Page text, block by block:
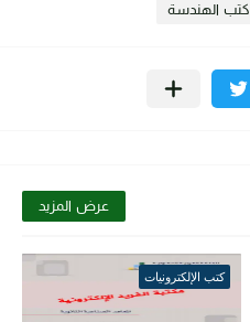
كتب الهندسة
عرض المزيد
كتب الإلكترونيات